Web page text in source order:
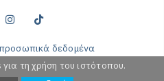
τη χρήση του ιστότοπου.
δεδομένα
Property Services